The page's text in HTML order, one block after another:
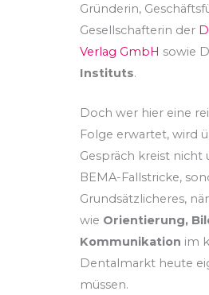
Gründerin,
Gesellschafterin der
Verlag GmbH sowie
Instituts.
Doch wer hier eine
Folge erwartet, wird
Gespräch kreist
BEMA-Fallstricke,
Grundsätzlicheres,
wie Orientierung,
Kommunikation im
Dentalmarkt heute
müssen.